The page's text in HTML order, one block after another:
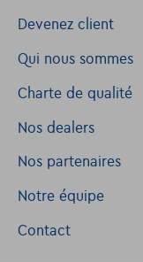
Devenez client
Qui nous sommes
Charte de qualité
Nos dealers
Nos partenaires
Notre équipe
Contact